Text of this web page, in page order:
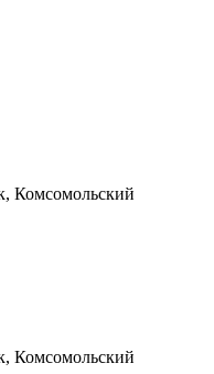
Комсомольский
Комсомольский